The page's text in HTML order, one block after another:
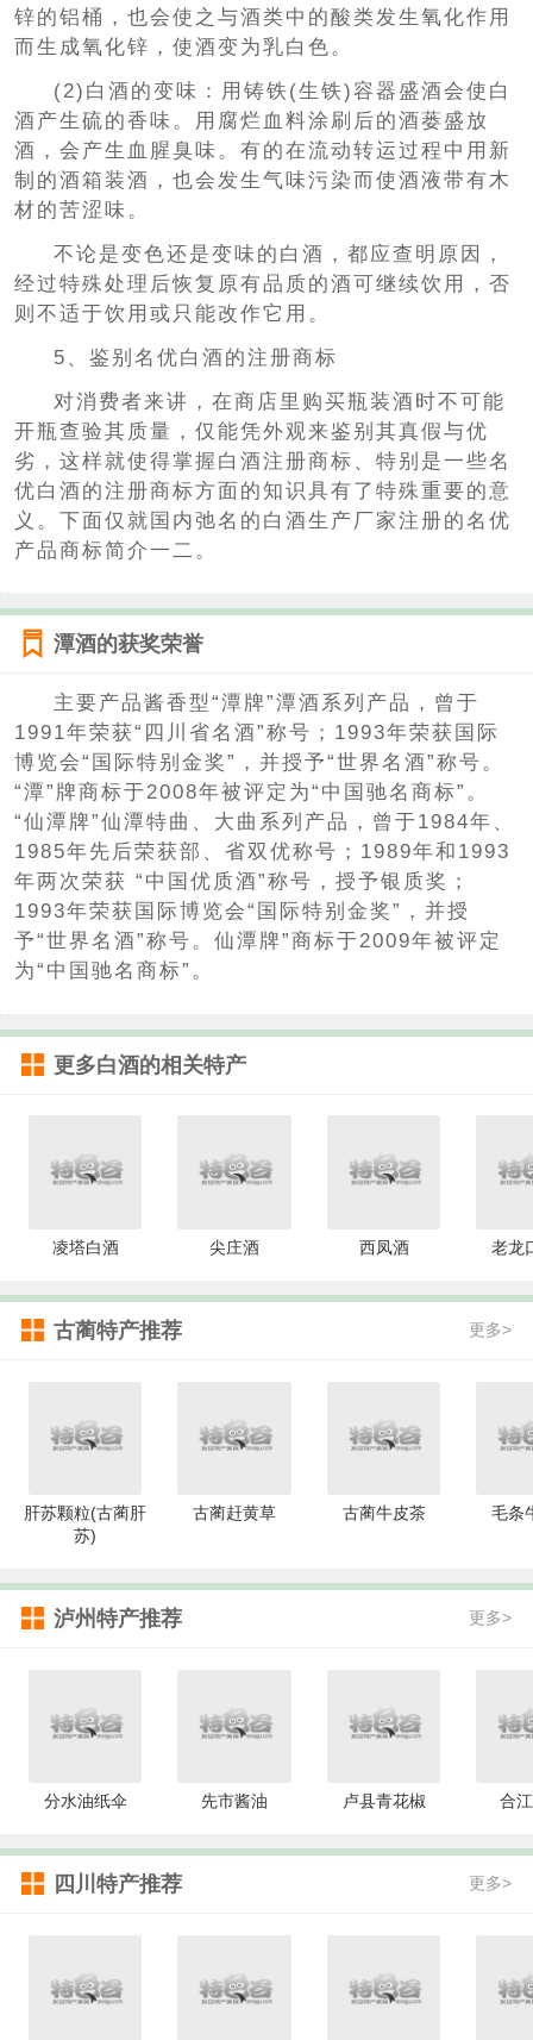
锌的铝桶，也会使之与酒类中的酸类发生氧化作用
而生成氧化锌，使酒变为乳白色。
(2)白酒的变味：用铸铁(生铁)容器盛酒会使白
酒产生硫的香味。用腐烂血料涂刷后的酒蒌盛放
酒，会产生血腥臭味。有的在流动转运过程中用新
制的酒箱装酒，也会发生气味污染而使酒液带有木
材的苦涩味。
不论是变色还是变味的白酒，都应查明原因，
经过特殊处理后恢复原有品质的酒可继续饮用，否
则不适于饮用或只能改作它用。
5、鉴别名优白酒的注册商标
对消费者来讲，在商店里购买瓶装酒时不可能
开瓶查验其质量，仅能凭外观来鉴别其真假与优
劣，这样就使得掌握白酒注册商标、特别是一些名
优白酒的注册商标方面的知识具有了特殊重要的意
义。下面仅就国内弛名的白酒生产厂家注册的名优
产品商标简介一二。
潭酒的获奖荣誉
主要产品酱香型“潭牌”潭酒系列产品，曾于
1991年荣获“四川省名酒”称号；1993年荣获国际
博览会“国际特别金奖”，并授予“世界名酒”称号。
“潭”牌商标于2008年被评定为“中国驰名商标”。
“仙潭牌”仙潭特曲、大曲系列产品，曾于1984年、
1985年先后荣获部、省双优称号；1989年和1993
年两次荣获 “中国优质酒”称号，授予银质奖；
1993年荣获国际博览会“国际特别金奖”，并授
予“世界名酒”称号。仙潭牌”商标于2009年被评定
为“中国驰名商标”。
更多白酒的相关特产
凌塔白酒 尖庄酒 西凤酒 老龙
古蔺特产推荐 更多>
肝苏颗粒(古蔺肝
苏)
古蔺赶黄草 古蔺牛皮茶 毛条
泸州特产推荐 更多>
分水油纸伞 先市酱油 卢县青花椒 合
四川特产推荐 更多>